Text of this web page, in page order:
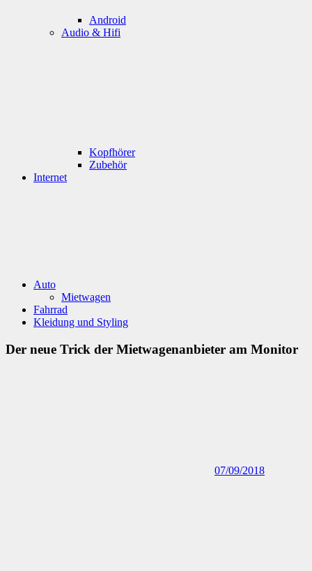
Android
Audio & Hifi
Kopfhörer
Zubehör
Internet
Auto
Mietwagen
Fahrrad
Kleidung und Styling
Der neue Trick der Mietwagenanbieter am Monitor
07/09/2018